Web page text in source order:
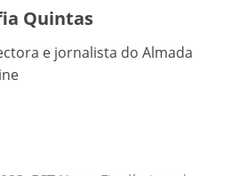
Quintas
e jornalista do Almada